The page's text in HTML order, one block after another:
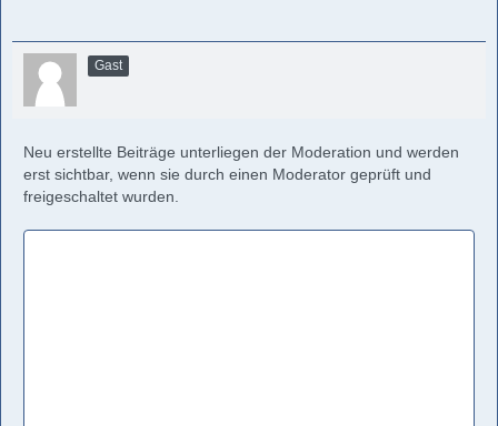
Gast
Neu erstellte Beiträge unterliegen der Moderation und werden
erst sichtbar, wenn sie durch einen Moderator geprüft und
freigeschaltet wurden.